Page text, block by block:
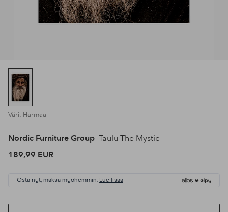
Väri: Harmaa
Nordic Furniture Group Taulu The Mystic
189,99 EUR
Osta nyt, maksa myöhemmin. Lue lisää